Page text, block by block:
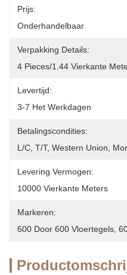
Prijs:
Onderhandelbaar
Verpakking Details:
4 Pieces/1.44 Vierkante
Levertijd:
3-7 Het Werkdagen
Betalingscondities:
L/C, T/T, Western Union,
Levering Vermogen:
10000 Vierkante Meters
Markeren:
600 Door 600 Vloertegels